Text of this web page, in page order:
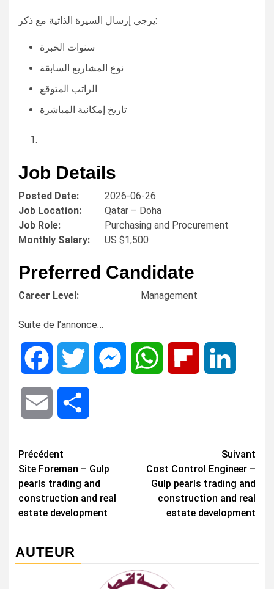
يرجى إرسال السيرة الذاتية مع ذكر:
سنوات الخبرة
نوع المشاريع السابقة
الراتب المتوقع
تاريخ إمكانية المباشرة
Job Details
Posted Date:
2026-06-26
Job Location:
Qatar – Doha
Job Role:
Purchasing and Procurement
Monthly Salary:
US $1,500
Preferred Candidate
Career Level: Management
Suite de l’annonce…
Facebook Twitter MessengerWhatsApp Flipboard
Email
Navigation
d’article
Précédent
Site Foreman – Gulp
pearls trading and
construction and real
estate development
Suivant
Cost Control Engineer –
Gulp pearls trading and
construction and real
estate development
AUTEUR